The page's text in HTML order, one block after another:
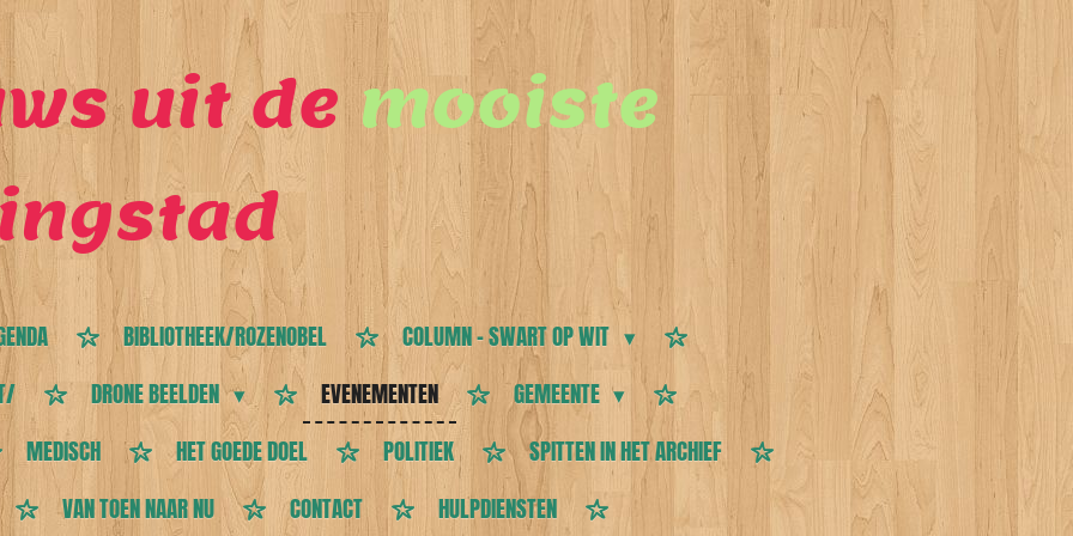
uit demooiste
BIBLIOTHEEK/ROZENOBEL
COLUMN - SWART OP WIT
DRONE BEELDEN EVENEMENTEN
GEMEENTE
MEDISCH HET GOEDE DOEL POLITIEK
SPITTEN IN HET ARCHIEF
VAN TOEN NAAR NU CONTACT
HULPDIENSTEN